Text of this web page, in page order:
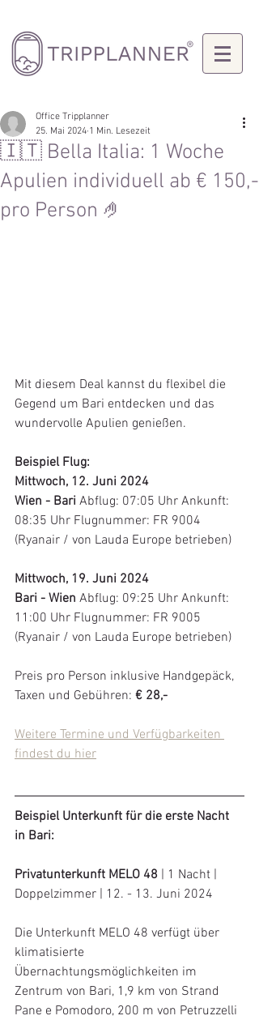
🇮🇹 Bella Italia: 1 Woche
Apulien individuell ab € 150,-
pro Person 🤌
Office Tripplanner
25. Mai 2024 1 Min. Lesezeit
Mit diesem Deal kannst du flexibel die
Gegend um Bari entdecken und das
wundervolle Apulien genießen.
Beispiel Flug:
Mittwoch, 12. Juni 2024
Wien - Bari Abflug: 07:05 Uhr Ankunft:
08:35 Uhr Flugnummer: FR 9004
(Ryanair / von Lauda Europe betrieben)
Mittwoch, 19. Juni 2024
Bari - Wien Abflug: 09:25 Uhr Ankunft:
11:00 Uhr Flugnummer: FR 9005
(Ryanair / von Lauda Europe betrieben)
Preis pro Person inklusive Handgepäck,
Taxen und Gebühren: € 28,-
Weitere Termine und Verfügbarkeiten
findest du hier
Beispiel Unterkunft für die erste Nacht
in Bari:
Privatunterkunft MELO 48 | 1 Nacht |
Doppelzimmer | 12. - 13. Juni 2024
Die Unterkunft MELO 48 verfügt über
klimatisierte
Übernachtungsmöglichkeiten im
Zentrum von Bari, 1,9 km von Strand
Pane e Pomodoro, 200 m von Petruzzelli